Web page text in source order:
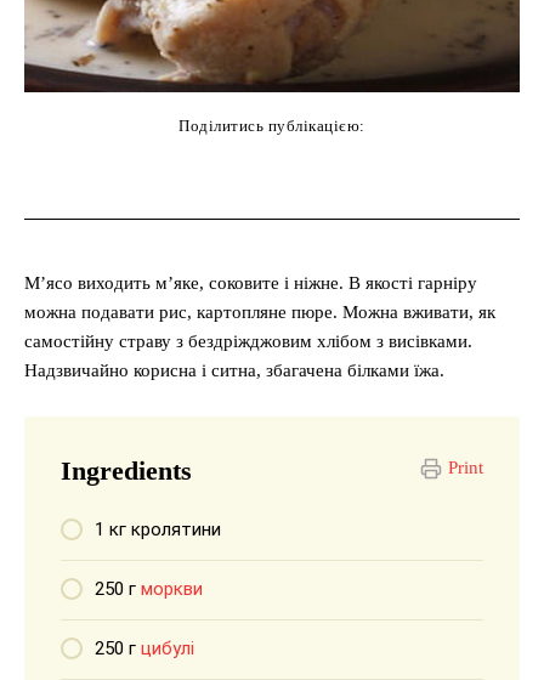
Поділитись публікацією:
М’ясо виходить м’яке, соковите і ніжне. В якості гарніру
можна подавати рис, картопляне пюре. Можна вживати, як
самостійну страву з бездріжджовим хлібом з висівками.
Надзвичайно корисна і ситна, збагачена білками їжа.
Print
Ingredients
1 кг кролятини
250 г моркви
250 г цибулі